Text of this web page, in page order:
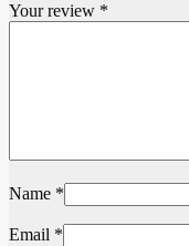
Your review *
Name *
Email *